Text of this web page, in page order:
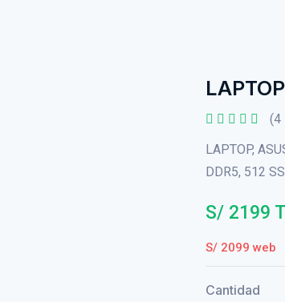
(4
LAPTOP,
DDR5, 512
S/ 2199
S/ 2099 web
Cantidad